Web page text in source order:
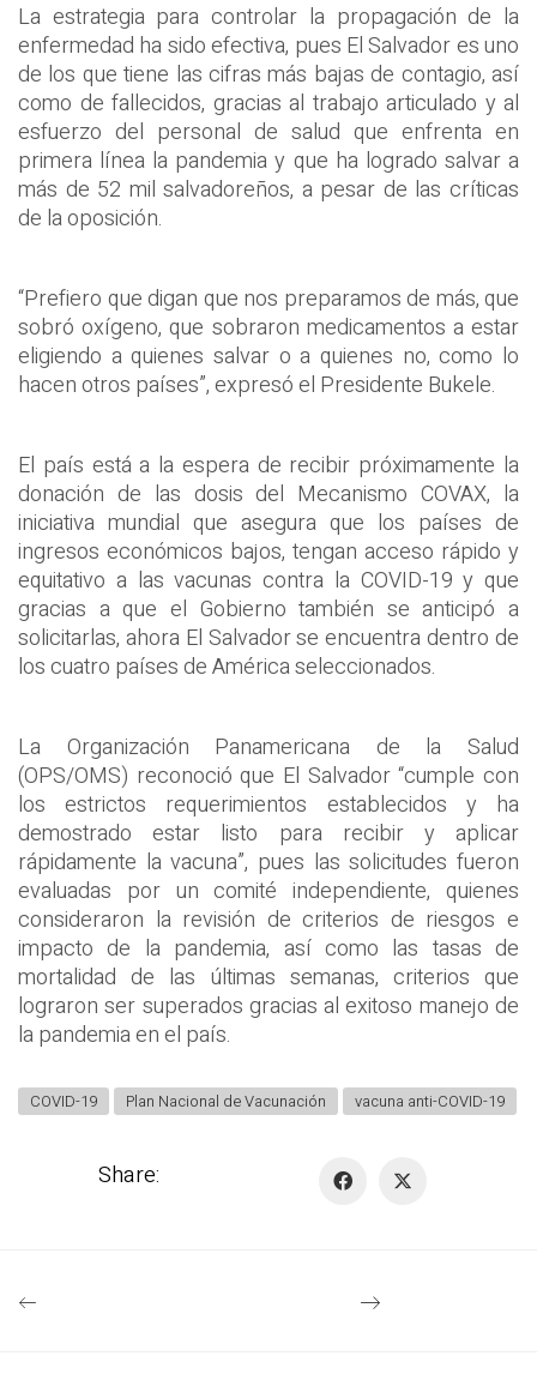
La estrategia para controlar la propagación de la
enfermedad ha sido efectiva, pues El Salvador es uno
de los que tiene las cifras más bajas de contagio, así
como de fallecidos, gracias al trabajo articulado y al
esfuerzo del personal de salud que enfrenta en
primera línea la pandemia y que ha logrado salvar a
más de 52 mil salvadoreños, a pesar de las críticas
de la oposición.
“Prefiero que digan que nos preparamos de más, que
sobró oxígeno, que sobraron medicamentos a estar
eligiendo a quienes salvar o a quienes no, como lo
hacen otros países”, expresó el Presidente Bukele.
El país está a la espera de recibir próximamente la
donación de las dosis del Mecanismo COVAX, la
iniciativa mundial que asegura que los países de
ingresos económicos bajos, tengan acceso rápido y
equitativo a las vacunas contra la COVID-19 y que
gracias a que el Gobierno también se anticipó a
solicitarlas, ahora El Salvador se encuentra dentro de
los cuatro países de América seleccionados.
La Organización Panamericana de la Salud
(OPS/OMS) reconoció que El Salvador “cumple con
los estrictos requerimientos establecidos y ha
demostrado estar listo para recibir y aplicar
rápidamente la vacuna”, pues las solicitudes fueron
evaluadas por un comité independiente, quienes
consideraron la revisión de criterios de riesgos e
impacto de la pandemia, así como las tasas de
mortalidad de las últimas semanas, criterios que
lograron ser superados gracias al exitoso manejo de
la pandemia en el país.
COVID-19 Plan Nacional de Vacunación vacuna anti-COVID-19
Share: